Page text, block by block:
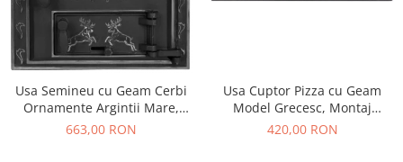
Usa Semineu cu Geam Cerbi
Ornamente Argintii Mare,
Montaj (Lxh mm): 320x520
663,00 RON
Usa Cuptor Pizza cu Geam
Model Grecesc, Montaj
(bxh1xh2): 470x220x293 mm
420,00 RON